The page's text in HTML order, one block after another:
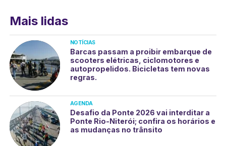
Mais lidas
NOTÍCIAS
Barcas passam a proibir embarque de
scooters elétricas, ciclomotores e
autopropelidos. Bicicletas tem novas
regras.
AGENDA
Desafio da Ponte 2026 vai interditar a
Ponte Rio-Niterói; confira os horários e
as mudanças no trânsito